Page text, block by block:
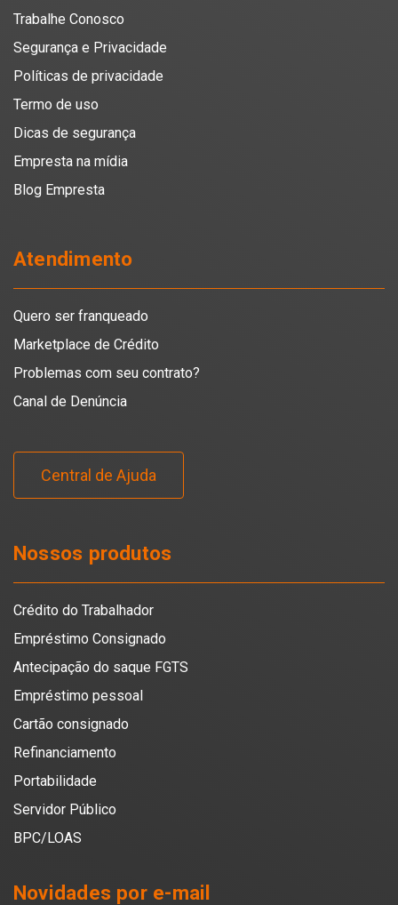
Trabalhe Conosco
Segurança e Privacidade
Políticas de privacidade
Termo de uso
Dicas de segurança
Empresta na mídia
Blog Empresta
Atendimento
Quero ser franqueado
Marketplace de Crédito
Problemas com seu contrato?
Canal de Denúncia
Central de Ajuda
Nossos produtos
Crédito do Trabalhador
Empréstimo Consignado
Antecipação do saque FGTS
Empréstimo pessoal
Cartão consignado
Refinanciamento
Portabilidade
Servidor Público
BPC/LOAS
Novidades por e-mail